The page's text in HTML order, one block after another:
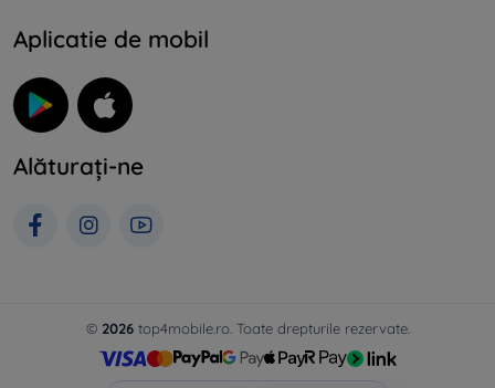
Aplicatie de mobil
Alăturați-ne
© 2026top4mobile.ro. Toate drepturile rezervate.